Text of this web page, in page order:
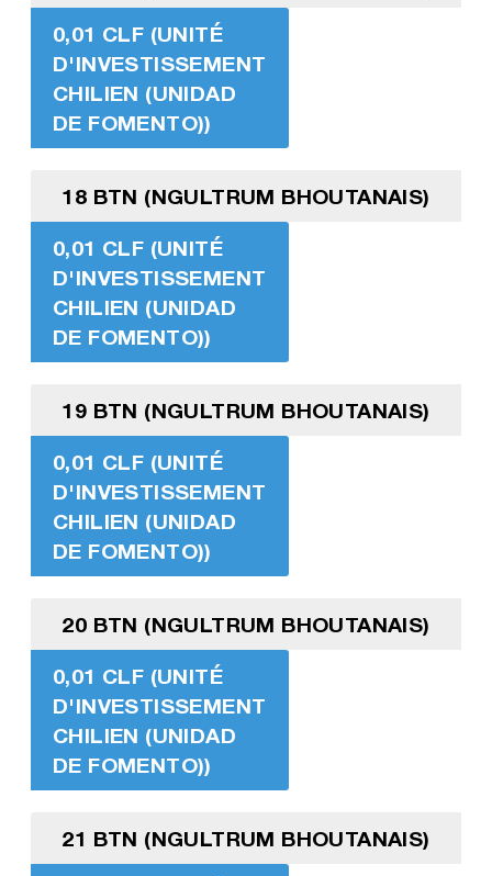
0,01 CLF (UNITÉ
D'INVESTISSEMENT
CHILIEN (UNIDAD
DE FOMENTO))
18 BTN (NGULTRUM BHOUTANAIS)
0,01 CLF (UNITÉ
D'INVESTISSEMENT
CHILIEN (UNIDAD
DE FOMENTO))
19 BTN (NGULTRUM BHOUTANAIS)
0,01 CLF (UNITÉ
D'INVESTISSEMENT
CHILIEN (UNIDAD
DE FOMENTO))
20 BTN (NGULTRUM BHOUTANAIS)
0,01 CLF (UNITÉ
D'INVESTISSEMENT
CHILIEN (UNIDAD
DE FOMENTO))
21 BTN (NGULTRUM BHOUTANAIS)